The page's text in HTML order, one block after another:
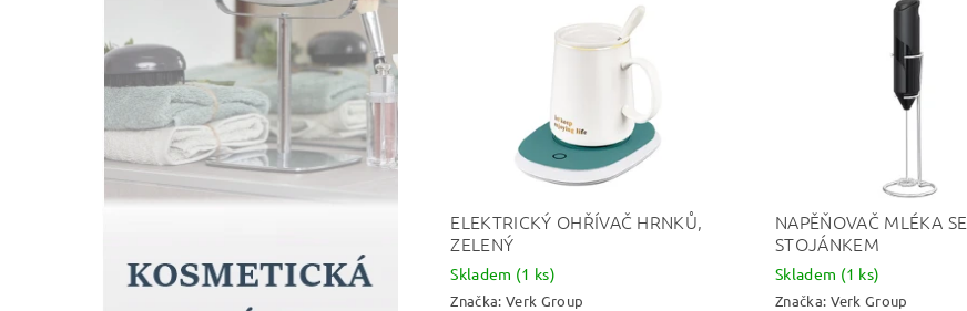
ELEKTRICKÝ OHŘÍVAČ HRNKŮ,
ZELENÝ
Skladem (1 ks)
Značka: Verk Group
NAPĚŇOVAČ MLÉKA SE
STOJÁNKEM
Skladem (1 ks)
Značka: Verk Group